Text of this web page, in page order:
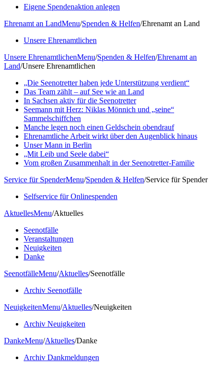
Eigene Spendenaktion anlegen
Ehrenamt an LandMenu/Spenden & Helfen/Ehrenamt an Land
Unsere Ehrenamtlichen
Unsere EhrenamtlichenMenu/Spenden & Helfen/Ehrenamt an
Land/Unsere Ehrenamtlichen
„Die Seenotretter haben jede Unterstützung verdient“
Das Team zählt – auf See wie an Land
In Sachsen aktiv für die Seenotretter
Seemann mit Herz: Niklas Mönnich und „seine“
Sammelschiffchen
Manche legen noch einen Geldschein obendrauf
Ehrenamtliche Arbeit wirkt über den Augenblick hinaus
Unser Mann in Berlin
„Mit Leib und Seele dabei“
Vom großen Zusammenhalt in der Seenotretter-Familie
Service für SpenderMenu/Spenden & Helfen/Service für Spender
Selfservice für Onlinespenden
AktuellesMenu/Aktuelles
Seenotfälle
Veranstaltungen
Neuigkeiten
Danke
SeenotfälleMenu/Aktuelles/Seenotfälle
Archiv Seenotfälle
NeuigkeitenMenu/Aktuelles/Neuigkeiten
Archiv Neuigkeiten
DankeMenu/Aktuelles/Danke
Archiv Dankmeldungen